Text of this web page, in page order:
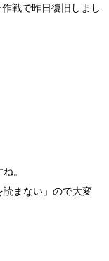
戦で昨日復旧しまし
。
まない」ので大変